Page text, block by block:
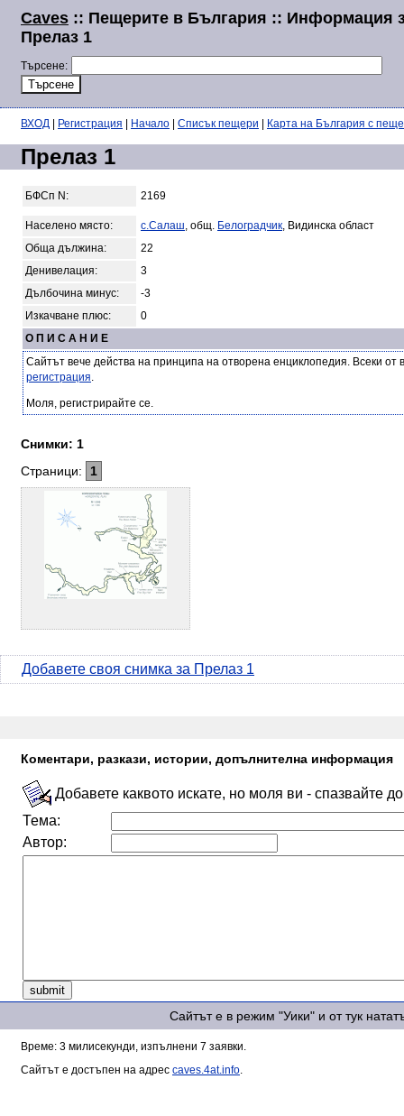
Caves :: Пещерите в България :: Информация
Прелаз 1
Търсене:
ВХОД Регистрация Начало Списък пещери Карта на България с
Прелаз 1
БФСп N: 2169
Населено място: с.Салаш, общ. Белоградчик, Видинска област
Обща дължина:
22
Денивелация:
3
Дълбочина минус:
-3
Изкачване плюс:
0
О П И С А Н И Е
Сайтът вече действа на принципа на отворена енциклопедия. Всеки
регистрация.
Моля, регистрирайте се.
Снимки: 1
Страници:
1
Добавете своя снимка за Прелаз 1
Коментари, разкази, истории, допълнителна информация
Добавете каквото искате, но моля ви - спазвайте
Тема:
Автор:
Сайтът е в режим "Уики" и от тук
Време: 3 милисекунди, изпълнени 7 заявки.
Сайтът е достъпен на адрес caves.4at.info.